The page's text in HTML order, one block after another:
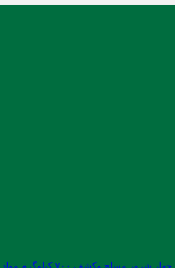
شرور مسلح وکشف ۷۰۰ کیلوگرم مواد مخدر